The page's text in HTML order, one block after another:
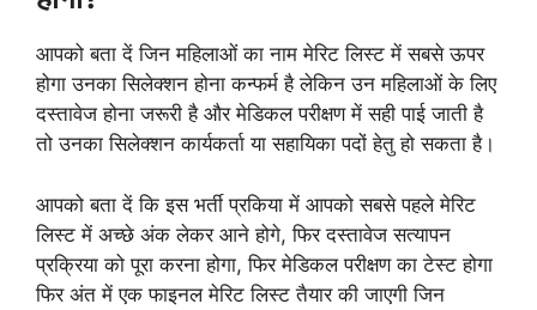
आपको बता दें जिन महिलाओं का नाम मेरिट लिस्ट में सबसे ऊपर
होगा उनका सिलेक्शन होना कन्फर्म है लेकिन उन महिलाओं के लिए
दस्तावेज होना जरूरी है और मेडिकल परीक्षण में सही पाई जाती है
तो उनका सिलेक्शन कार्यकर्ता या सहायिका पदों हेतु हो सकता है।
आपको बता दें कि इस भर्ती प्रकिया में आपको सबसे पहले मेरिट
लिस्ट में अच्छे अंक लेकर आने होगे, फिर दस्तावेज सत्यापन
प्रक्रिया को पूरा करना होगा, फिर मेडिकल परीक्षण का टेस्ट होगा
फिर अंत में एक फाइनल मेरिट लिस्ट तैयार की जाएगी जिन